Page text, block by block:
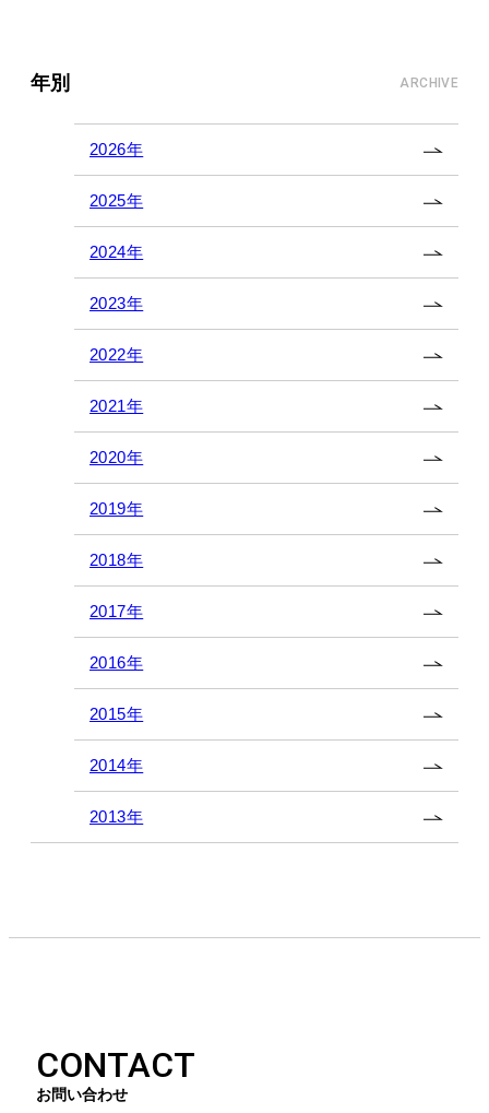
年別 ARCHIVE
2026年
2025年
2024年
2023年
2022年
2021年
2020年
2019年
2018年
2017年
2016年
2015年
2014年
2013年
CONTACT
お問い合わせ